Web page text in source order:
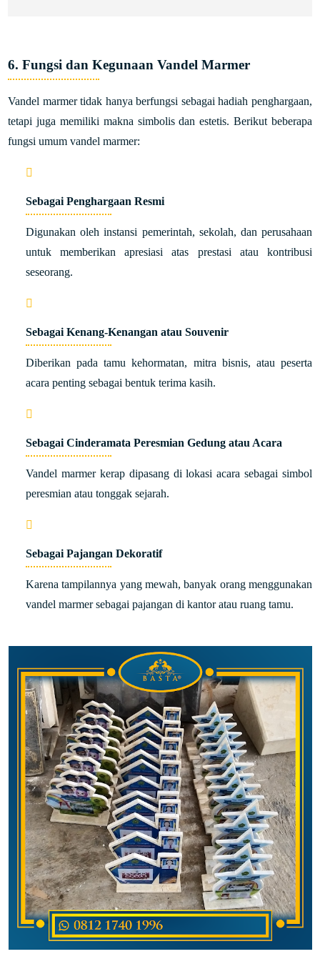
6. Fungsi dan Kegunaan Vandel Marmer
Vandel marmer tidak hanya berfungsi sebagai hadiah penghargaan,
tetapi juga memiliki makna simbolis dan estetis. Berikut beberapa
fungsi umum vandel marmer:
Sebagai Penghargaan Resmi
Digunakan oleh instansi pemerintah, sekolah, dan perusahaan
untuk memberikan apresiasi atas prestasi atau kontribusi
seseorang.
Sebagai Kenang-Kenangan atau Souvenir
Diberikan pada tamu kehormatan, mitra bisnis, atau peserta
acara penting sebagai bentuk terima kasih.
Sebagai Cinderamata Peresmian Gedung atau Acara
Vandel marmer kerap dipasang di lokasi acara sebagai simbol
peresmian atau tonggak sejarah.
Sebagai Pajangan Dekoratif
Karena tampilannya yang mewah, banyak orang menggunakan
vandel marmer sebagai pajangan di kantor atau ruang tamu.